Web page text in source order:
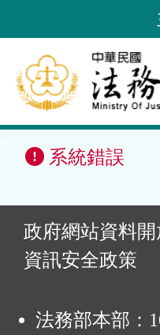
到
要
內
容
區
系統錯誤
政府網站資料
資訊安全政策
法務部本部：